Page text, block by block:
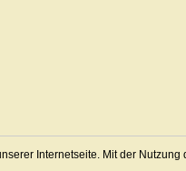
Internetseite. Mit der